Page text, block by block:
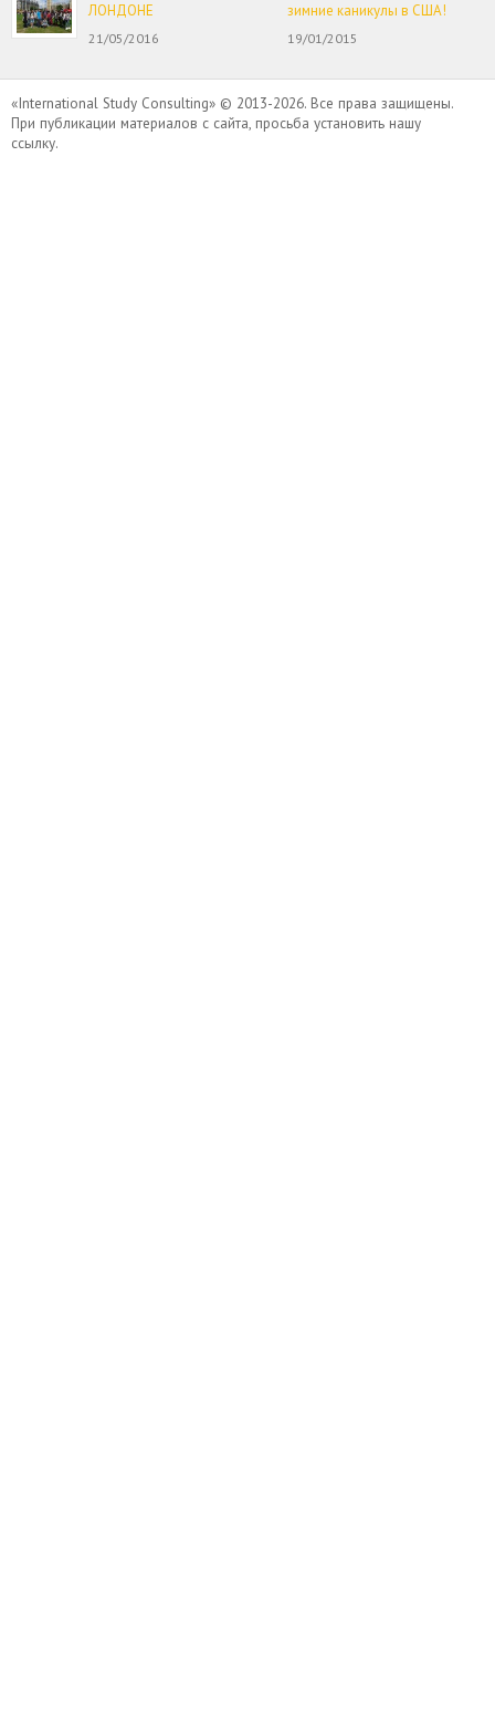
ЛОНДОНЕ
21/05/2016
зимние каникулы в США!
19/01/2015
«International Study Consulting» © 2013-2026. Все права защищены.
При публикации материалов с сайта, просьба установить нашу
ссылку.